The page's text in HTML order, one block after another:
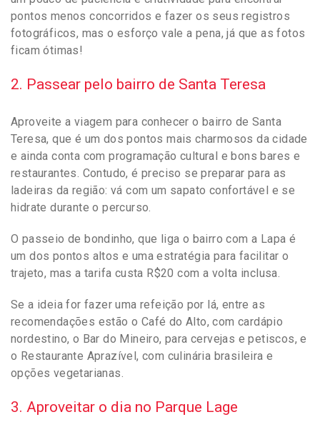
pontos menos concorridos e fazer os seus registros
fotográficos, mas o esforço vale a pena, já que as fotos
ficam ótimas!
2. Passear pelo bairro de Santa Teresa
Aproveite a viagem para conhecer o bairro de Santa
Teresa, que é um dos pontos mais charmosos da cidade
e ainda conta com programação cultural e bons bares e
restaurantes. Contudo, é preciso se preparar para as
ladeiras da região: vá com um sapato confortável e se
hidrate durante o percurso.
O passeio de bondinho, que liga o bairro com a Lapa é
um dos pontos altos e uma estratégia para facilitar o
trajeto, mas a tarifa custa R$20 com a volta inclusa.
Se a ideia for fazer uma refeição por lá, entre as
recomendações estão o Café do Alto, com cardápio
nordestino, o Bar do Mineiro, para cervejas e petiscos, e
o Restaurante Aprazível, com culinária brasileira e
opções vegetarianas.
3. Aproveitar o dia no Parque Lage